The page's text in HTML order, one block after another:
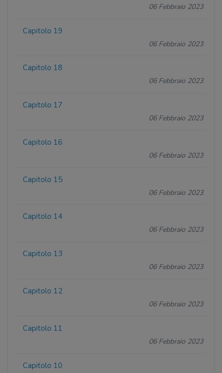
06 Febbraio 2023
Capitolo 19
06 Febbraio 2023
Capitolo 18
06 Febbraio 2023
Capitolo 17
06 Febbraio 2023
Capitolo 16
06 Febbraio 2023
Capitolo 15
06 Febbraio 2023
Capitolo 14
06 Febbraio 2023
Capitolo 13
06 Febbraio 2023
Capitolo 12
06 Febbraio 2023
Capitolo 11
06 Febbraio 2023
Capitolo 10